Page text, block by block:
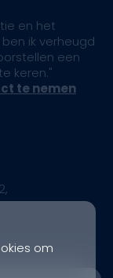
en het
ik verheugd
een
keren."
te nemen
om